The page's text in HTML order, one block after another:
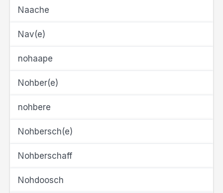
Naache
Nav(e)
nohaape
Nohber(e)
nohbere
Nohbersch(e)
Nohberschaff
Nohdoosch